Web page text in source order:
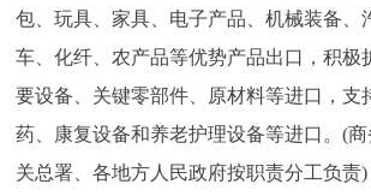
包、玩具、家具、电子产品、机械装备、
车、化纤、农产品等优势产品出口，积极
要设备、关键零部件、原材料等进口，支
药、康复设备和养老护理设备等进口。(
关总署、各地方人民政府按职责分工负责)